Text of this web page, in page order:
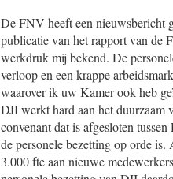
De FNV heeft een nieuwsbericht
publicatie van het rapport van de
werkdruk mij bekend. De
verloop en een krappe
waarover ik uw Kamer ook heb
DJI werkt hard aan het duurzaam
convenant dat is afgesloten
de personele bezetting op orde
3.000 fte aan nieuwe